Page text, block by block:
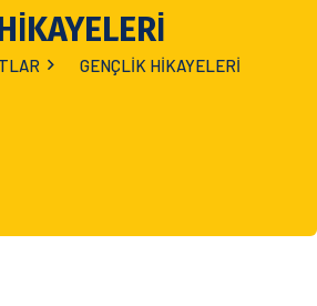
GENÇLİK HİKAYELERİ